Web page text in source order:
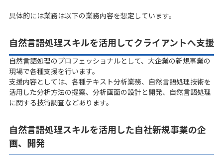
具体的には業務は以下の業務内容を想定しています。
自然言語処理スキルを活用してクライアントへ支援​
自然言語処理のプロフェッショナルとして、大企業の新規事業の
現場で各種支援を行います。
支援内容としては、各種テキスト分析業務、自然言語処理技術を
活用した分析方法の提案、分析画面の設計と開発、自然言語処理
に関する技術調査などあります。
自然言語処理スキルを活用した自社新規事業の企
画、開発